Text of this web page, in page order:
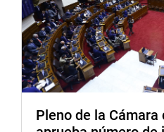
política de control de gasto
disponibilidad financiera del
Y respecto al dictamen de la
Sector Público, subrayó que
letras del Tesoro Públco se
permitido para el año fiscal
Pleno de la Cámara